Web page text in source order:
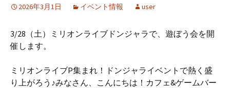
2026年3月1日 イベント情報 user
3/28（土）ミリオンライブドンジャラで、遊ぼう会を開
催します。
ミリオンライブP集まれ！ドンジャライベントで熱く盛
り上がろう♪みなさん、こんにちは！カフェ&ゲームバー